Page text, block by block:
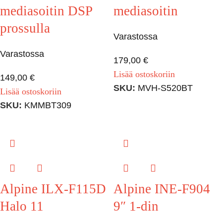
mediasoitin DSP
prossulla
Varastossa
149,00 €
Lisää ostoskoriin
SKU: KMMBT309
mediasoitin
Varastossa
179,00 €
Lisää ostoskoriin
SKU: MVH-S520BT
Alpine ILX-F115D
Halo 11
Alpine INE-F904
9″ 1-din